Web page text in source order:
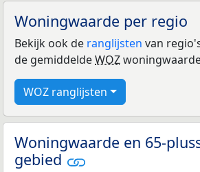
Woningwaarde per regio
Bekijk ook de ranglijsten van
de gemiddeldeWOZ
WOZ ranglijsten
Woningwaarde en 65-
gebied